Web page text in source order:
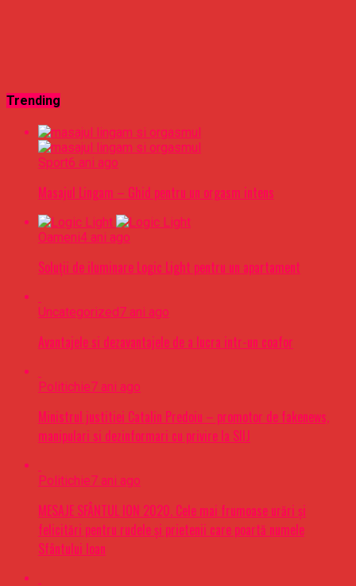
Trending
Sport6 ani ago
Masajul Lingam – Ghid pentru un orgasm intens
Oameni4 ani ago
Soluții de iluminare Logic Light pentru un apartament
Uncategorized7 ani ago
Avantajele si dezavantajele de a lucra intr-un coafor
Politichie7 ani ago
Ministrul justitiei Catalin Predoiu – promotor de fakenews,
manipulari si dezinformari cu privire la SIIJ
Politichie7 ani ago
MESAJE SFÂNTUL ION 2020. Cele mai frumoase urări şi
felicitări pentru rudele şi prietenii care poartă numele
Sfântului Ioan